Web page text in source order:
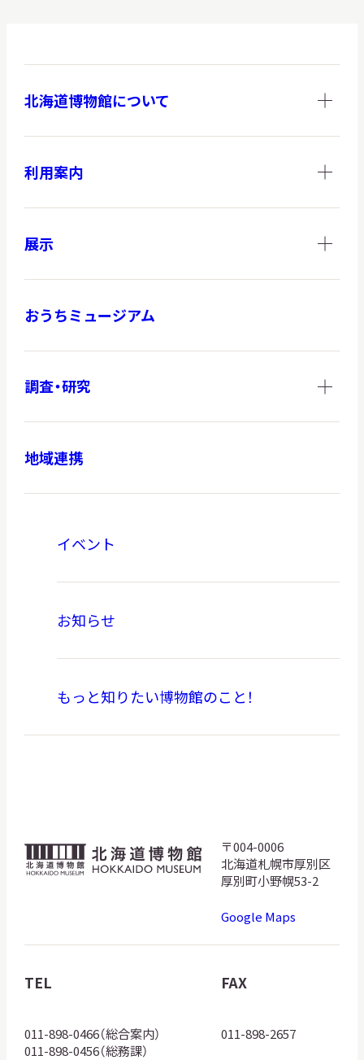
北海道博物館について
利用案内
展示
おうちミュージアム
調査・研究
地域連携
イベント
お知らせ
もっと知りたい博物館のこと！
北
海
物
館
ゴ
〒004-0006
北海道札幌市厚別区
厚別町小野幌53-2
Google Maps
TEL
011-898-0466（総合案内）
011-898-0456（総務課）
FAX
011-898-2657